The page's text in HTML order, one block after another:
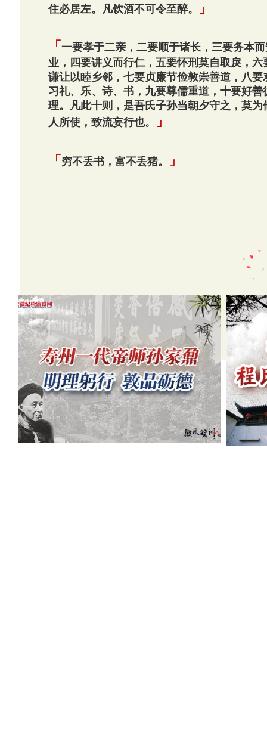
住必居左。凡饮酒不可令至醉。
」
「 一要孝于二亲，二要顺于诸长，三要务本
业，四要讲义而行仁，五要怀刑莫自取戾，六
谦让以睦乡邻，七要贞廉节俭敦崇善道，八要
习礼、乐、诗、书，九要尊儒重道，十要好善
理。凡此十则，是吾氏子孙当朝夕守之，莫为
人所使，致流妄行也。
」
「 穷不丢书，富不丢猪。 」